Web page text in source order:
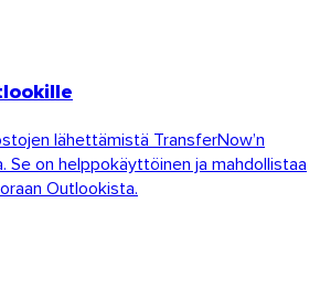
lähettämistä TransferNow’n
Se on helppokäyttöinen ja mahdollistaa
Outlookista.